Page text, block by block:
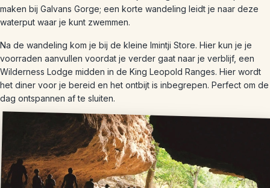
maken bij Galvans Gorge; een korte wandeling leidt je naar deze
waterput waar je kunt zwemmen.
Na de wandeling kom je bij de kleine Imintji Store. Hier kun je je
voorraden aanvullen voordat je verder gaat naar je verblijf, een
Wilderness Lodge midden in de King Leopold Ranges. Hier wordt
het diner voor je bereid en het ontbijt is inbegrepen. Perfect om de
dag ontspannen af te sluiten.